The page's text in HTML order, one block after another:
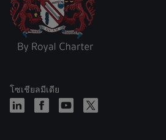
โซเชียลมีเดีย